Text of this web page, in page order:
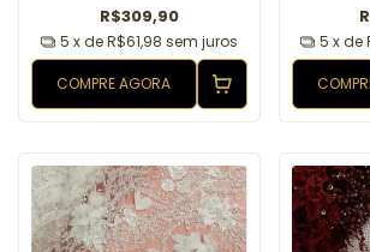
R$309,90
5 x deR$61,98 sem juros
COMPRE AGORA
5 x de